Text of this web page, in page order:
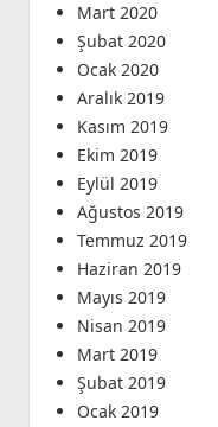
Mart 2020
Şubat 2020
Ocak 2020
Aralık 2019
Kasım 2019
Ekim 2019
Eylül 2019
Ağustos 2019
Temmuz 2019
Haziran 2019
Mayıs 2019
Nisan 2019
Mart 2019
Şubat 2019
Ocak 2019